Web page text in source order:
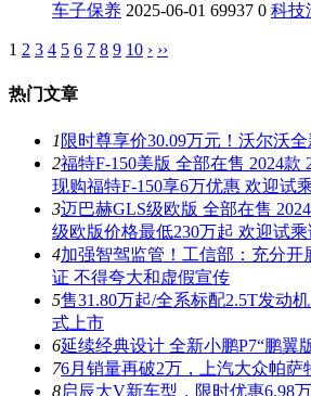
车子保养 2025-06-01 69937 0 科技
1 2 3 4 5 6 7 8 9 10 › ››
热门文章
1 限时尊享价30.09万元！沃尔沃
2福特F-150美版 全部在售 2024款
现购福特F-150享6万优惠 欢迎试
3迈巴赫GLS级欧版 全部在售
级欧版价格最低230万起 欢迎试乘
4加强智驾监管！工信部：充分开
证 不得夸大和虚假宣传
5售31.80万起/全系标配2.5T发动
式上市
6延续经典设计 全新小鹏P7“鹏翼
76月销量再破2万，上汽大众帕萨
8启辰大V新车型，限时优惠6.98